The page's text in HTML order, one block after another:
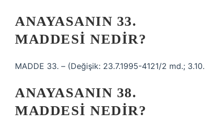
ANAYASANIN 33.
MADDESI NEDIR?
MADDE 33. – (Değişik: 23.7.1995-4121/2 md.; 3.10.
ANAYASANIN 38.
MADDESI NEDIR?